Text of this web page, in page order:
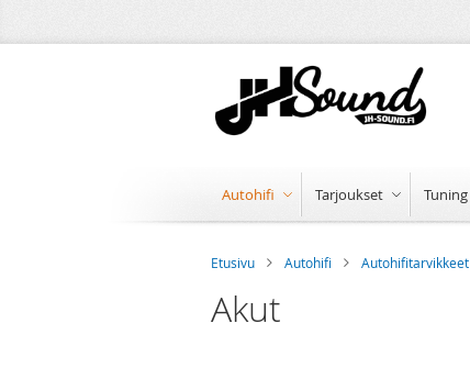
to
Autohifi Tarjoukset Tuning
Etusivu Autohifi Autohifitarvikkeet
Akut